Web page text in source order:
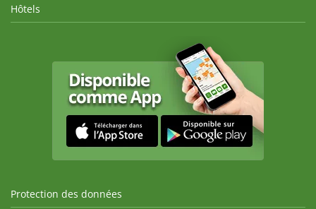
Hôtels
Protection des données